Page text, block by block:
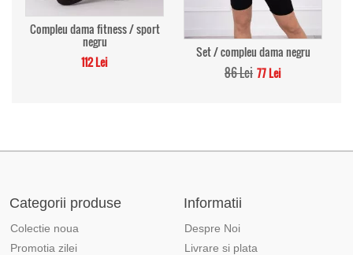
Compleu dama fitness / sport
negru
112 Lei
Set / compleu dama negru
86 Lei 77 Lei
Categorii produse
Colectie noua
Promotia zilei
Informatii
Despre Noi
Livrare si plata